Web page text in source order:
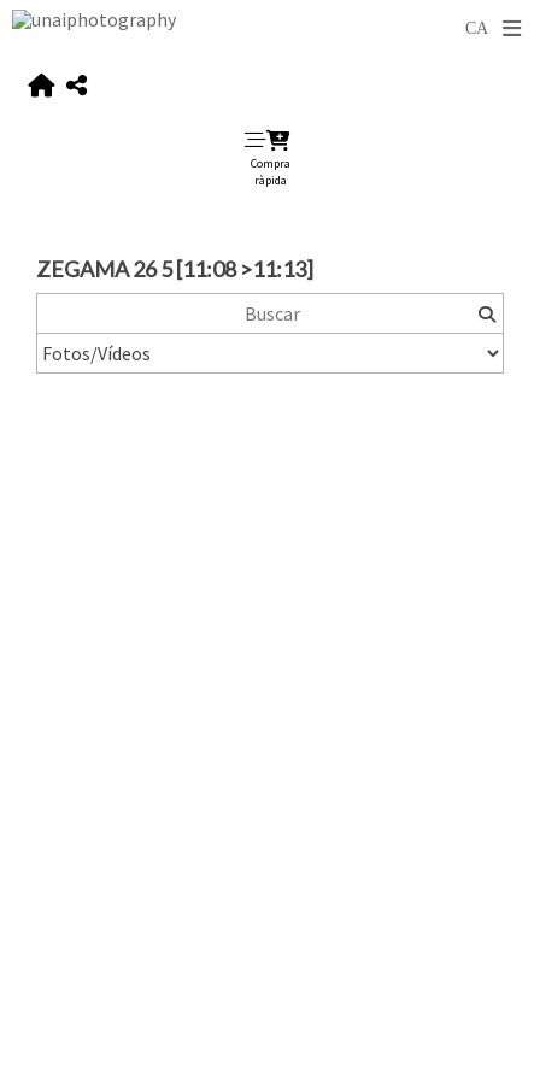
Compra
ràpida
ZEGAMA 26 5 [11:08 >11:13]